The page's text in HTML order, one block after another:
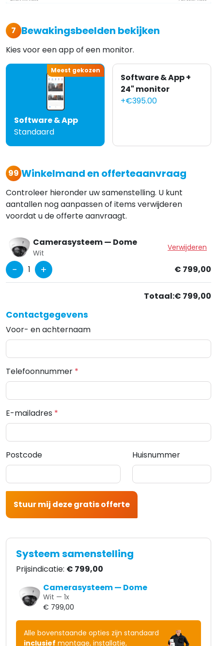
7 Bewakingsbeelden bekijken
Kies voor een app of een monitor.
Meest gekozen
Software & App
Standaard
Software & App +
24" monitor
+€395.00
99 Winkelmand en offerteaanvraag
Controleer hieronder uw samenstelling. U kunt
aantallen nog aanpassen of items verwijderen
voordat u de offerte aanvraagt.
Camerasysteem — Dome
Wit
Verwijderen
− 1 + € 799,00
Totaal:€ 799,00
Contactgegevens
Voor- en achternaam
Telefoonnummer *
E-mailadres *
Postcode Huisnummer
Stuur mij deze gratis offerte
Systeem samenstelling
Prijsindicatie: € 799,00
Camerasysteem — Dome
Wit — 1x
€ 799,00
Alle bovenstaande opties zijn standaard
inclusief montage, installatie,